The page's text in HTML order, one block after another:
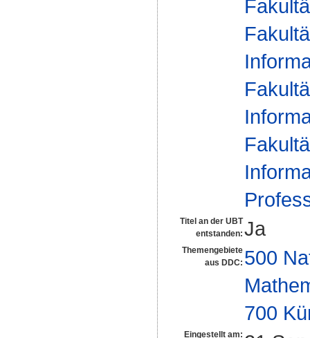
Titel an der UBT
entstanden: Ja
Themengebiete
aus DDC: 500
700
Eingestellt am: